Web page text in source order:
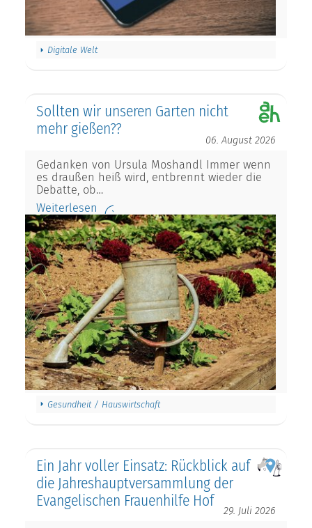
Digitale Welt
Sollten wir unseren Garten nicht
mehr gießen??
06. August 2026
Gedanken von Ursula Moshandl Immer wenn
es draußen heiß wird, entbrennt wieder die
Debatte, ob…
Weiterlesen
Gesundheit / Hauswirtschaft
Ein Jahr voller Einsatz: Rückblick auf
die Jahreshauptversammlung der
Evangelischen Frauenhilfe Hof
29. Juli 2026